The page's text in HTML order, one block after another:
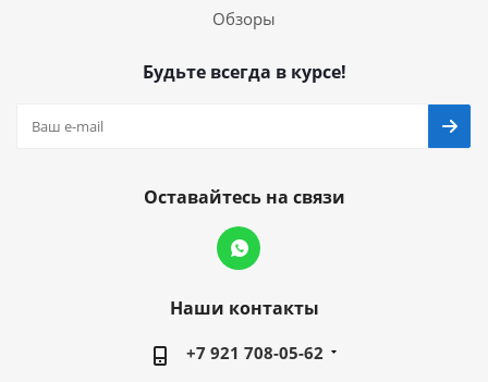
Обзоры
Будьте всегда в курсе!
Оставайтесь на связи
Наши контакты
+7 921 708-05-62